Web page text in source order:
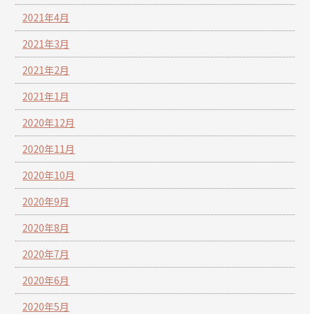
2021年4月
2021年3月
2021年2月
2021年1月
2020年12月
2020年11月
2020年10月
2020年9月
2020年8月
2020年7月
2020年6月
2020年5月